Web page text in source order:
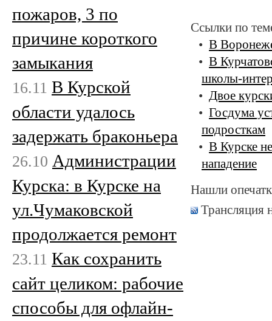
Ссылки по
В
В
школы-
Двое
Госдума
подросткам
В Курске
нападение
Нашли
Трансляция
пожаров, 3 по
причине короткого
замыкания
16.11 В Курской
области удалось
задержать браконьера
26.10 Администрации
Курска: в Курске на
ул.Чумаковской
продолжается ремонт
23.11 Как сохранить
сайт целиком: рабочие
способы для офлайн-